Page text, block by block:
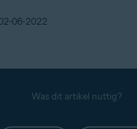
06-2022
Was dit artikel nuttig?